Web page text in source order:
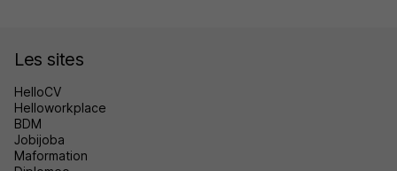
Les sites
HelloCV
Helloworkplace
BDM
Jobijoba
Maformation